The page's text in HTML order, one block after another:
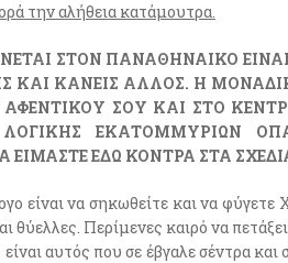
την αλήθεια κατάμουτρα.
ΣΤΟΝ ΠΑΝΑΘΗΝΑΙΚΟ
ΚΑΙ ΚΑΝΕΙΣ ΑΛΛΟΣ. Η
ΣΟΥ ΚΑΙ ΣΤΟ
ΕΚΑΤΟΜΜΥΡΙΩΝ
ΕΙΜΑΣΤΕ ΕΔΩ ΚΟΝΤΡΑ ΣΤΑ
είναι να σηκωθείτε και να φύγετε
θύελλες. Περίμενες καιρό να
αυτός που σε έβγαλε σέντρα και